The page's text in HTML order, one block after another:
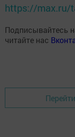
https://max.ru/
Подписывайтесь
читайте нас